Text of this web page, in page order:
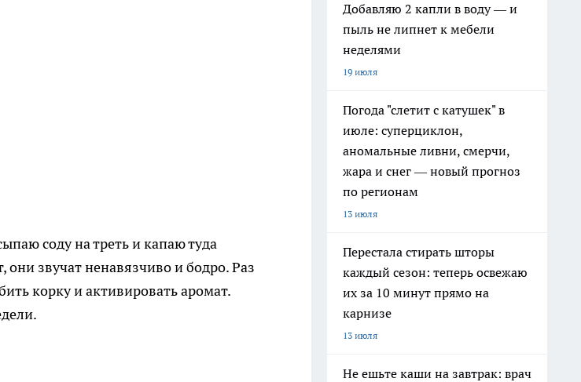
соду на треть и капаю туда
звучат ненавязчиво и бодро. Раз
корку и активировать аромат.
Добавляю 2 капли в воду — и
пыль не липнет к мебели
неделями
19 июля
Погода "слетит с катушек" в
июле: суперциклон,
аномальные ливни, смерчи,
жара и снег — новый прогноз
по регионам
13 июля
Перестала стирать шторы
каждый сезон: теперь освежаю
их за 10 минут прямо на
карнизе
13 июля
Не ешьте каши на завтрак: врач